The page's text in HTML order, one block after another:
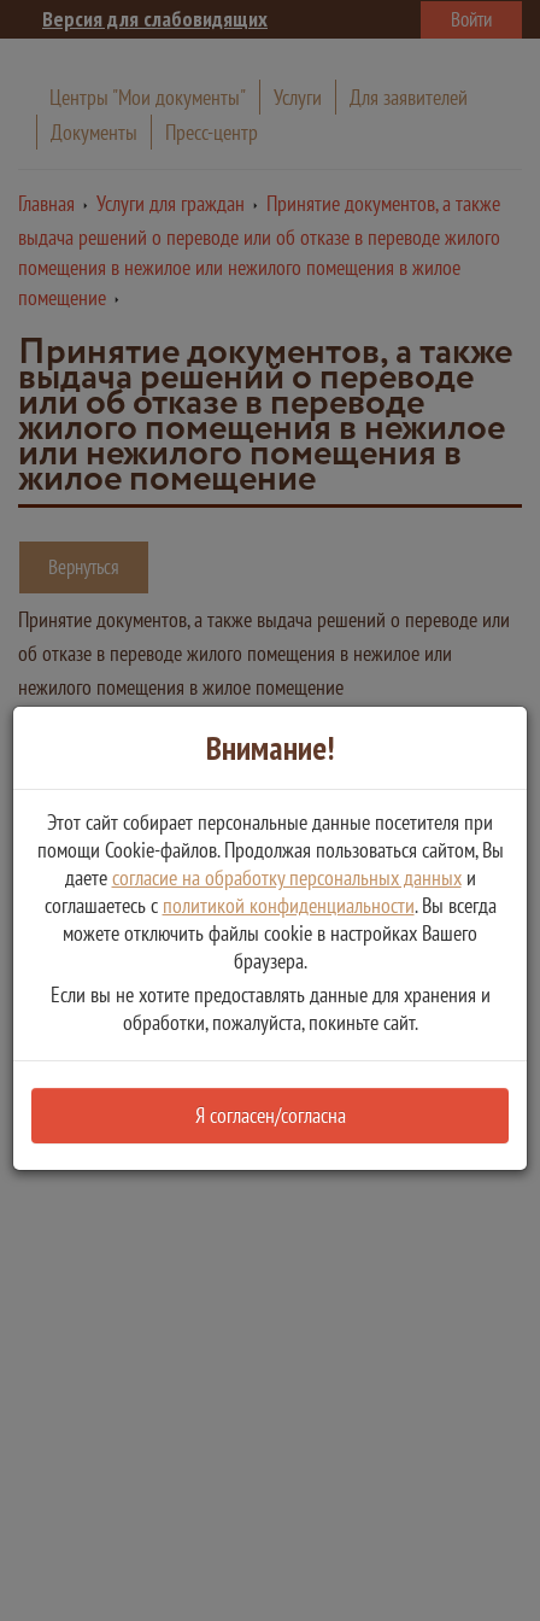
Версия для слабовидящих Войти
Центры "Мои документы" Услуги
Для заявителей
Документы
Пресс-центр
Главная Услуги для граждан
Принятие документов, а также
выдача решений о переводе или об отказе в переводе жилого
помещения в нежилое или нежилого помещения в жилое
помещение
Принятие документов, а также
выдача решений о переводе
или об отказе в переводе
жилого помещения в нежилое
или нежилого помещения в
жилое помещение
Вернуться
Принятие документов, а также выдача решений о переводе или
об отказе в переводе жилого помещения в нежилое или
нежилого помещения в жилое помещение
Администрация Великооктябрьского сельского поселения
Фировского района Тверской области
Принятие документов, а также выдача решений о
переводе жилого помещения в нежилое или нежилого
помещения в жилое помещение
Внимание!
Этот сайт собирает персональные данные посетителя при
помощи Cookie-файлов. Продолжая пользоваться сайтом, Вы
даетесогласие на обработку персональных данныхи
соглашаетесь с политикой конфиденциальности. Вы всегда
можете отключить файлы cookie в настройках Вашего
браузера.
Если вы не хотите предоставлять данные для хранения и
обработки, пожалуйста, покиньте сайт.
Я согласен/согласна